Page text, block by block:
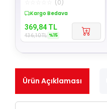
(0)
Sepette %15 İndirim
369,84 TL
436,10TL %15
Ürün Açıklaması